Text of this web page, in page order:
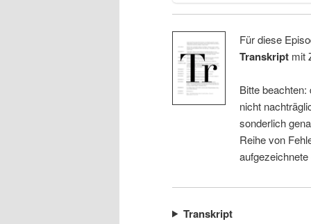
Für diese
Transkriptmit
Bitte
nicht
sonderlich
Reihe von
Transkript